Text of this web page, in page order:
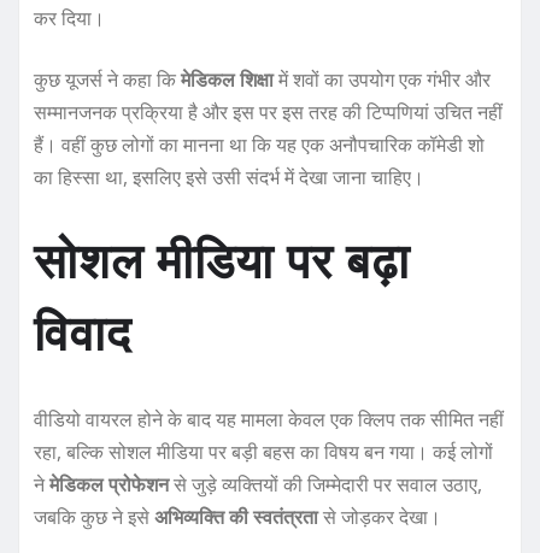
कर दिया।
कुछ यूजर्स ने कहा किमेडिकल शिक्षामें शवों का उपयोग एक गंभीर और
सम्मानजनक प्रक्रिया है और इस पर इस तरह की टिप्पणियां उचित नहीं
हैं। वहीं कुछ लोगों का मानना था कि यह एक अनौपचारिक कॉमेडी शो
का हिस्सा था, इसलिए इसे उसी संदर्भ में देखा जाना चाहिए।
सोशल मीडिया पर बढ़ा
विवाद
वीडियो वायरल होने के बाद यह मामला केवल एक क्लिप तक सीमित नहीं
रहा, बल्कि सोशल मीडिया पर बड़ी बहस का विषय बन गया। कई लोगों
नेमेडिकल प्रोफेशनसे जुड़े व्यक्तियों की जिम्मेदारी पर सवाल उठाए,
जबकि कुछ ने इसेअभिव्यक्ति की स्वतंत्रतासे जोड़कर देखा।